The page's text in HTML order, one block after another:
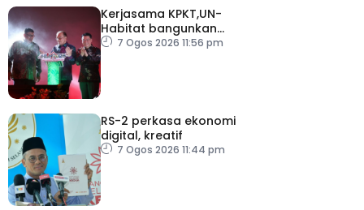
Kerjasama KPKT,UN-
Habitat bangunkan
inisiatif My Public Space
7 Ogos 2026 11:56 pm
RS-2 perkasa ekonomi
digital, kreatif
7 Ogos 2026 11:44 pm